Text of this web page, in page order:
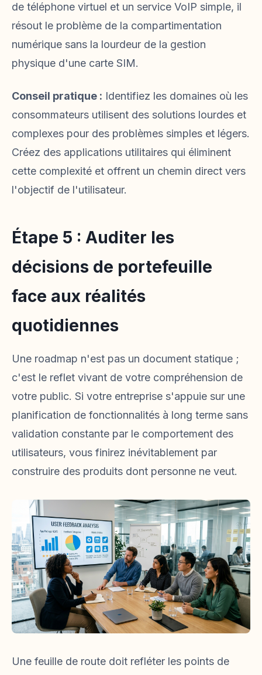
de téléphone virtuel et un service VoIP simple, il
résout le problème de la compartimentation
numérique sans la lourdeur de la gestion
physique d'une carte SIM.
Conseil pratique : Identifiez les domaines où les
consommateurs utilisent des solutions lourdes et
complexes pour des problèmes simples et légers.
Créez des applications utilitaires qui éliminent
cette complexité et offrent un chemin direct vers
l'objectif de l'utilisateur.
Étape 5 : Auditer les
décisions de portefeuille
face aux réalités
quotidiennes
Une roadmap n'est pas un document statique ;
c'est le reflet vivant de votre compréhension de
votre public. Si votre entreprise s'appuie sur une
planification de fonctionnalités à long terme sans
validation constante par le comportement des
utilisateurs, vous finirez inévitablement par
construire des produits dont personne ne veut.
Une feuille de route doit refléter les points de